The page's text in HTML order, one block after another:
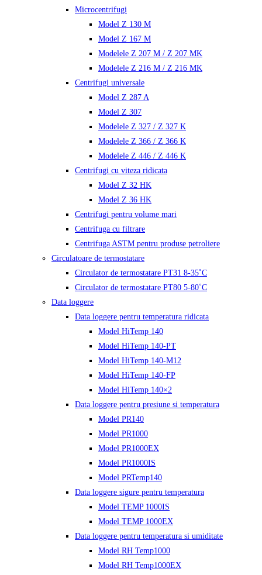
Microcentrifugi
Model Z 130 M
Model Z 167 M
Modelele Z 207 M / Z 207 MK
Modelele Z 216 M / Z 216 MK
Centrifugi universale
Model Z 287 A
Model Z 307
Modelele Z 327 / Z 327 K
Modelele Z 366 / Z 366 K
Modelele Z 446 / Z 446 K
Centrifugi cu viteza ridicata
Model Z 32 HK
Model Z 36 HK
Centrifugi pentru volume mari
Centrifuga cu filtrare
Centrifuga ASTM pentru produse petroliere
Circulatoare de termostatare
Circulator de termostatare PT31 8-35˚C
Circulator de termostatare PT80 5-80˚C
Data loggere
Data loggere pentru temperatura ridicata
Model HiTemp 140
Model HiTemp 140-PT
Model HiTemp 140-M12
Model HiTemp 140-FP
Model HiTemp 140×2
Data loggere pentru presiune si temperatura
Model PR140
Model PR1000
Model PR1000EX
Model PR1000IS
Model PRTemp140
Data loggere sigure pentru temperatura
Model TEMP 1000IS
Model TEMP 1000EX
Data loggere pentru temperatura si umiditate
Model RH Temp1000
Model RH Temp1000EX